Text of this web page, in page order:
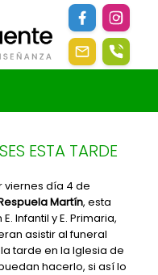
ESTA TARDE
viernes día 4 de
Martín, esta
Infantil y E. Primaria,
asistir al funeral
tarde en la Iglesia de
hacerlo, si así lo